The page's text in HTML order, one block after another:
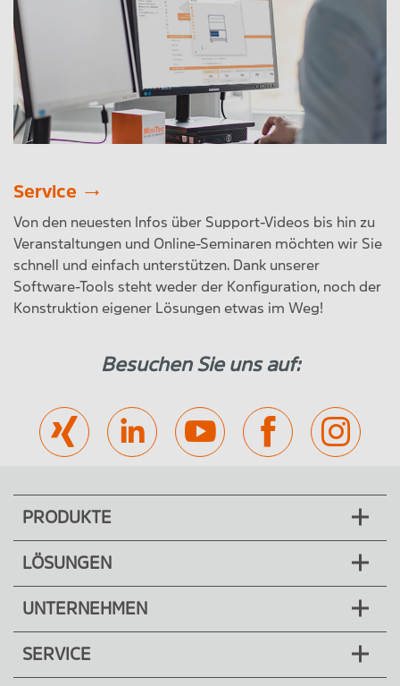
Service
Von den neuesten Infos über Support-Videos bis hin zu
Veranstaltungen und Online-Seminaren möchten wir Sie
schnell und einfach unterstützen. Dank unserer
Software-Tools steht weder der Konfiguration, noch der
Konstruktion eigener Lösungen etwas im Weg!
Besuchen Sie uns auf:
PRODUKTE
LÖSUNGEN
UNTERNEHMEN
SERVICE